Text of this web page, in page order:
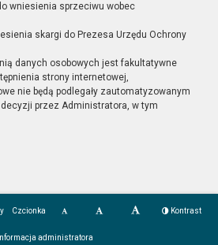
wniesienia sprzeciwu wobec
skargi do Prezesa Urzędu Ochrony
danych osobowych jest fakultatywne
strony internetowej,
nie będą podlegały zautomatyzowanym
przez Administratora, w tym
Czcionka Kontrast
administratora